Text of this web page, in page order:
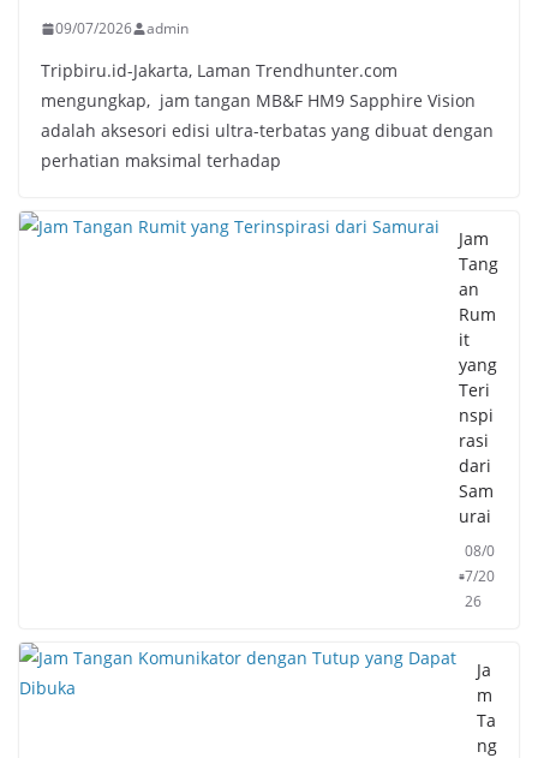
09/07/2026 admin
Tripbiru.id-Jakarta, Laman Trendhunter.com
mengungkap, jam tangan MB&F HM9 Sapphire Vision
adalah aksesori edisi ultra-terbatas yang dibuat dengan
perhatian maksimal terhadap
Jam
Tang
an
Rum
it
yang
Teri
nspi
rasi
dari
Sam
urai
08/0
7/20
26
Ja
m
Ta
ng